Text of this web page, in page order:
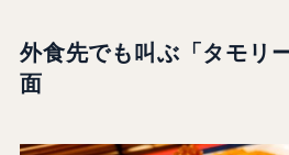
外食先でも叫ぶ「タモリ
面